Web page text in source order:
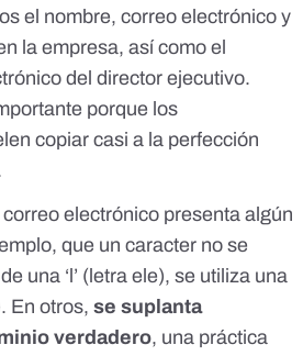
el nombre, correo electrónico y
la empresa, así como el
del director ejecutivo.
porque los
copiar casi a la perfección
electrónico presenta algún
que un caracter no se
una ‘l’ (letra ele), se utiliza una
En otros, se suplanta
verdadero, una práctica